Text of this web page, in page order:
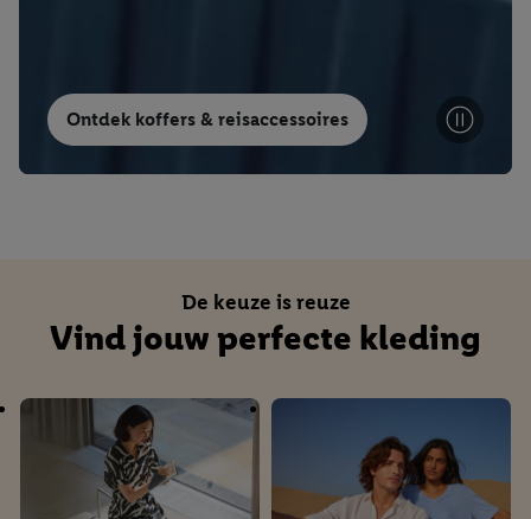
Ontdek koffers & reisaccessoires
De keuze is reuze
Vind jouw perfecte kleding